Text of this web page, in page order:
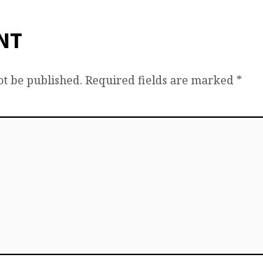
be published. Required fields are marked *